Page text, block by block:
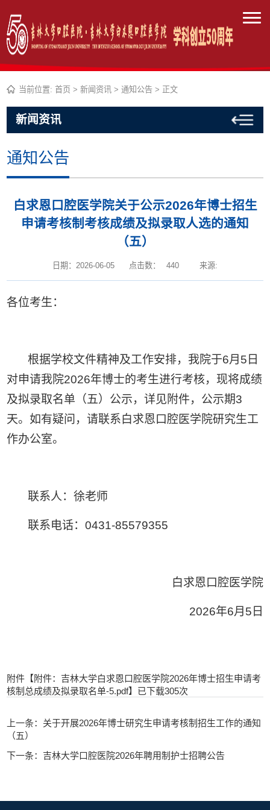
当前位置:首页 >新闻资讯 >通知公告 > 正文
新闻资讯
通知公告
白求恩口腔医学院关于公示2026年博士招生
申请考核制考核成绩及拟录取人选的通知
（五）
日期：2026-06-05 点击数： 440 来源:
各位考生：
根据学校文件精神及工作安排，我院于6月5日
对申请我院2026年博士的考生进行考核，现将成绩
及拟录取名单（五）公示，详见附件，公示期3
天。如有疑问，请联系白求恩口腔医学院研究生工
作办公室。
联系人：徐老师
联系电话：0431-85579355
白求恩口腔医学院
2026年6月5日
附件【附件：吉林大学白求恩口腔医学院2026年博士招生申请考
核制总成绩及拟录取名单-5.pdf】已下载305次
上一条：关于开展2026年博士研究生申请考核制招生工作的通知
（五）
下一条：吉林大学口腔医院2026年聘用制护士招聘公告